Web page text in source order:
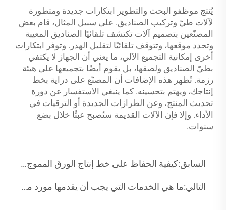
يُنتج موظفو البحث والتطوير ابتكارات جديدة ومتطورة
لآلات طيّ وتركيب الصناديق. على سبيل المثال، قام بعض
المصنّعين بتصميم آلات تكتشف تلقائيًا الصناديق المعيبة
وتحدد موقعها، وتتوقف تلقائيًا لتقليل الهدر. وتوفر ابتكارات
أخرى إمكانية التجميع الآلي، ما يعني أن الجهاز لا يكتفي
بطيّ الصناديق ولصقها، بل يقوم أيضًا بتجميعها على هيئة
رزمة. تُظهر هذه الإضافات أن المصنّع على دراية بخط
إنتاجك، ويهتم بتحسينه. كما ينبغي الاستفسار عن دورة
تحديث المنتج، وعن الطرازات الجديدة أو الترقيات في
الأداء. وإلا فإن الآلات القديمة ستُصبح عبئًا خلال بضع
سنوات.
السابق:كيفية الحفاظ على خط إنتاج الورق المموج بشكل صحيح؟
التالي:ما هي الخدمات التي يجب أن يقدمها مورد معدات لصق المجلدات؟